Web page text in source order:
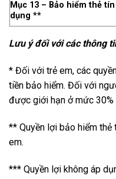
Mục 13 – Bảo hiểm thẻ tín
dụng **
Lưu ý đối với các thông
* Đối với trẻ em, các
tiền bảo hiểm. Đối với
được giới hạn ở mức 30%
** Quyền lợi bảo hiểm
em.
*** Quyền lợi không áp